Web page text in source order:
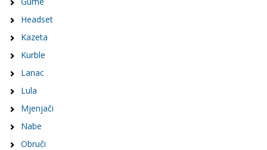
Headset
Kazeta
Kurble
Lanac
Lula
Mjenjači
Nabe
Obruči